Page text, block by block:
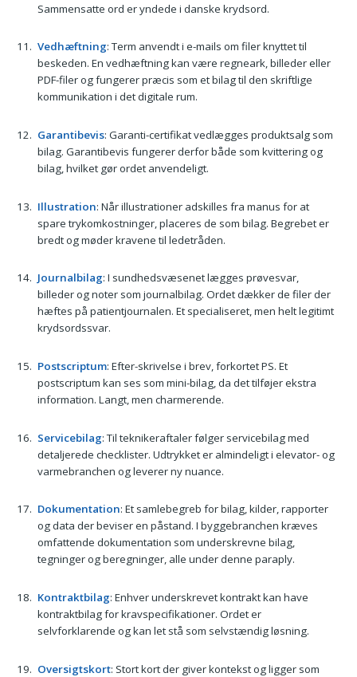
Sammensatte ord er yndede i danske krydsord.
Vedhæftning: Term anvendt i e-mails om filer knyttet til
beskeden. En vedhæftning kan være regneark, billeder eller
PDF-filer og fungerer præcis som et bilag til den skriftlige
kommunikation i det digitale rum.
Garantibevis: Garanti-certifikat vedlægges produktsalg som
bilag. Garantibevis fungerer derfor både som kvittering og
bilag, hvilket gør ordet anvendeligt.
Illustration: Når illustrationer adskilles fra manus for at
spare trykomkostninger, placeres de som bilag. Begrebet er
bredt og møder kravene til ledetråden.
Journalbilag: I sundhedsvæsenet lægges prøvesvar,
billeder og noter som journalbilag. Ordet dækker de filer der
hæftes på patientjournalen. Et specialiseret, men helt legitimt
krydsordssvar.
Postscriptum: Efter-skrivelse i brev, forkortet PS. Et
postscriptum kan ses som mini-bilag, da det tilføjer ekstra
information. Langt, men charmerende.
Servicebilag: Til teknikeraftaler følger servicebilag med
detaljerede checklister. Udtrykket er almindeligt i elevator- og
varmebranchen og leverer ny nuance.
Dokumentation: Et samlebegreb for bilag, kilder, rapporter
og data der beviser en påstand. I byggebranchen kræves
omfattende dokumentation som underskrevne bilag,
tegninger og beregninger, alle under denne paraply.
Kontraktbilag: Enhver underskrevet kontrakt kan have
kontraktbilag for kravspecifikationer. Ordet er
selvforklarende og kan let stå som selvstændig løsning.
Oversigtskort: Stort kort der giver kontekst og ligger som